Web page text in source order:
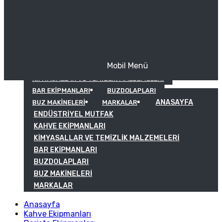
KIMYASALLAR VE TEMIZLIK MALZEMELERI
BAR EKIPMANLARI
BUZDOLAPLARI
BUZ MAKINELERI
MARKALAR
Mobil Menü
ANASAYFA
ENDÜSTRIYEL MUTFAK
KAHVE EKIPMANLARI
KIMYASALLAR VE TEMIZLIK MALZEMELERI
BAR EKIPMANLARI
BUZDOLAPLARI
BUZ MAKINELERI
MARKALAR
Anasayfa
Kahve Ekipmanları